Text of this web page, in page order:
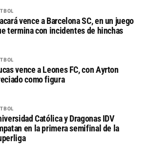
vence a Barcelona SC, en un juego
termina con incidentes de hinchas
vence a Leones FC, con Ayrton
como figura
Católica y Dragonas IDV
en la primera semifinal de la